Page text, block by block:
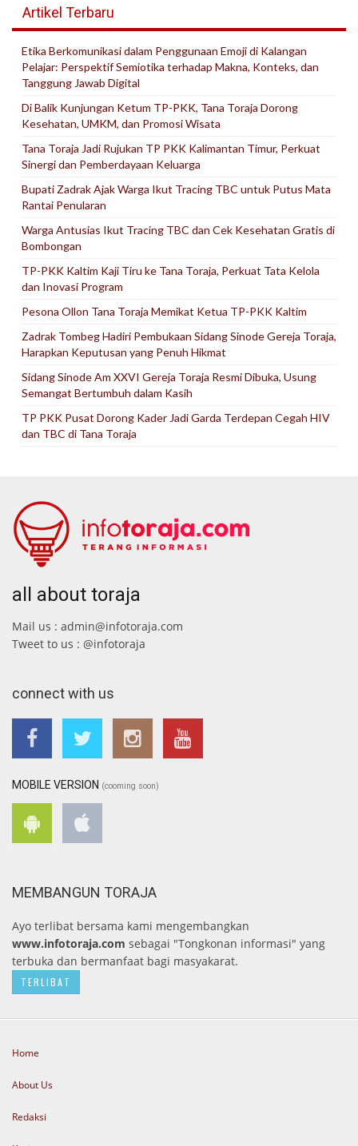
Artikel Terbaru
Etika Berkomunikasi dalam Penggunaan Emoji di Kalangan
Pelajar: Perspektif Semiotika terhadap Makna, Konteks, dan
Tanggung Jawab Digital
Di Balik Kunjungan Ketum TP-PKK, Tana Toraja Dorong
Kesehatan, UMKM, dan Promosi Wisata
Tana Toraja Jadi Rujukan TP PKK Kalimantan Timur, Perkuat
Sinergi dan Pemberdayaan Keluarga
Bupati Zadrak Ajak Warga Ikut Tracing TBC untuk Putus Mata
Rantai Penularan
Warga Antusias Ikut Tracing TBC dan Cek Kesehatan Gratis di
Bombongan
TP-PKK Kaltim Kaji Tiru ke Tana Toraja, Perkuat Tata Kelola
dan Inovasi Program
Pesona Ollon Tana Toraja Memikat Ketua TP-PKK Kaltim
Zadrak Tombeg Hadiri Pembukaan Sidang Sinode Gereja Toraja,
Harapkan Keputusan yang Penuh Hikmat
Sidang Sinode Am XXVI Gereja Toraja Resmi Dibuka, Usung
Semangat Bertumbuh dalam Kasih
TP PKK Pusat Dorong Kader Jadi Garda Terdepan Cegah HIV
dan TBC di Tana Toraja
all about toraja
Mail us : admin@infotoraja.com
Tweet to us : @infotoraja
connect with us
MOBILE VERSION (cooming soon)
MEMBANGUN TORAJA
Ayo terlibat bersama kami mengembangkan
www.infotoraja.com sebagai "Tongkonan informasi" yang
terbuka dan bermanfaat bagi masyakarat.
TERLIBAT
Home
About Us
Redaksi